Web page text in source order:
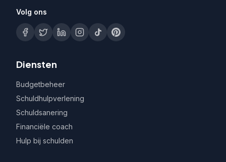
Volg ons
Diensten
Budgetbeheer
Schuldhulpverlening
Schuldsanering
Financiële coach
Hulp bij schulden